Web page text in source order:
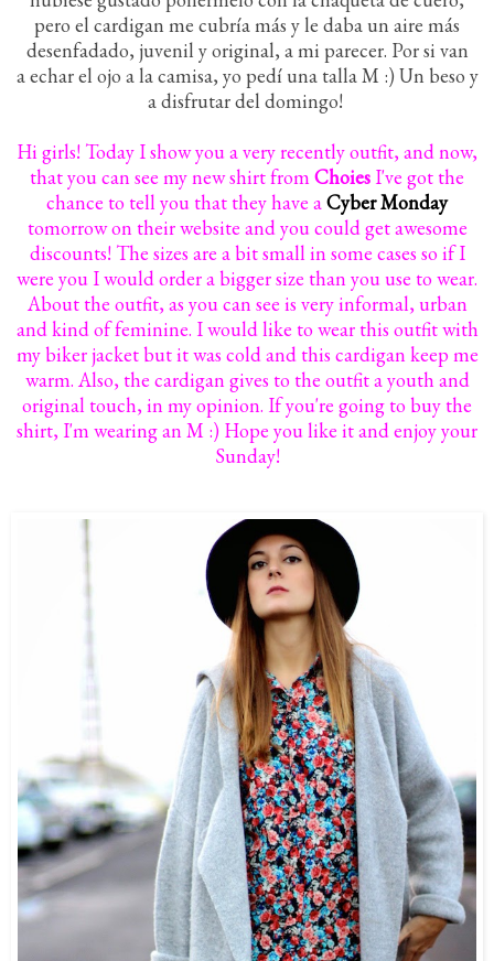
pero el cardigan me cubría más y le daba un aire más
desenfadado, juvenil y original, a mi parecer. Por si van
a echar el ojo a la camisa, yo pedí una talla M :) Un beso y
a disfrutar del domingo!
Hi girls! Today I show you a very recently outfit, and now,
that you can see my new shirt fromChoiesI've got the
chance to tell you that they have aCyber Monday
tomorrow on their website and you could get awesome
discounts! The sizes are a bit small in some cases so if I
were you I would order a bigger size than you use to wear.
About the outfit, as you can see is very informal, urban
and kind of feminine. I would like to wear this outfit with
my biker jacket but it was cold and this cardigan keep me
warm. Also, the cardigan gives to the outfit a youth and
original touch, in my opinion. If you're going to buy the
shirt, I'm wearing an M :) Hope you like it and enjoy your
Sunday!